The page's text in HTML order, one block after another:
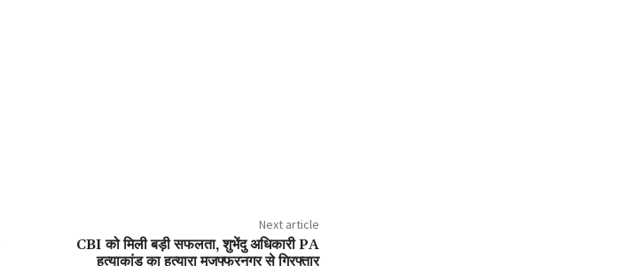
Next article
CBI को मिली बड़ी सफलता, शुभेंदु अधिकारी PA
हत्याकांड का हत्यारा मुजफ्फरनगर से गिरफ्तार